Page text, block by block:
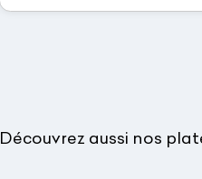
Découvrez aussi nos